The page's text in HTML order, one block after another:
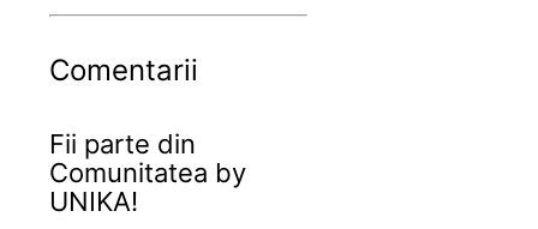
Comentarii
Fii parte din
Comunitatea by
UNIKA!